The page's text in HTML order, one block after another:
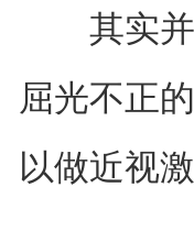
其实并
屈光不正
以做近视